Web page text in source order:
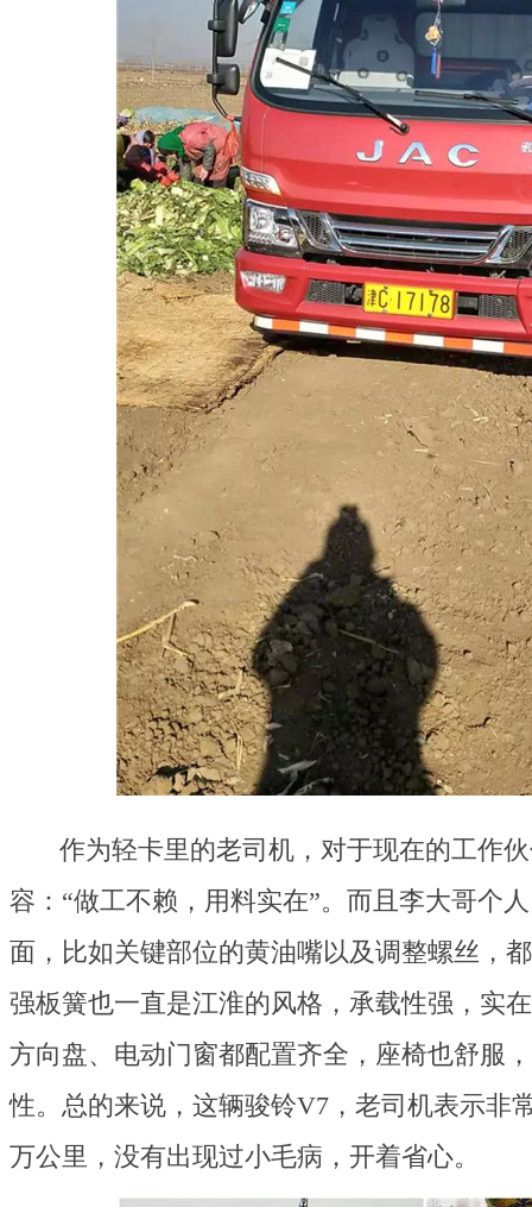
作为轻卡里的老司机，对于现在的工作伙
容：“做工不赖，用料实在”。而且李大哥个
面，比如关键部位的黄油嘴以及调整螺丝，
强板簧也一直是江淮的风格，承载性强，实
方向盘、电动门窗都配置齐全，座椅也舒服
性。总的来说，这辆骏铃V7，老司机表示非
万公里，没有出现过小毛病，开着省心。